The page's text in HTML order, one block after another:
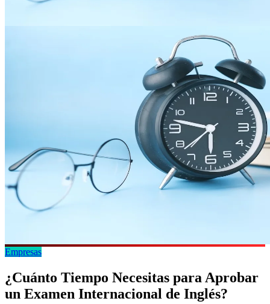
Empresas
¿Cuánto Tiempo Necesitas para Aprobar
un Examen Internacional de Inglés?